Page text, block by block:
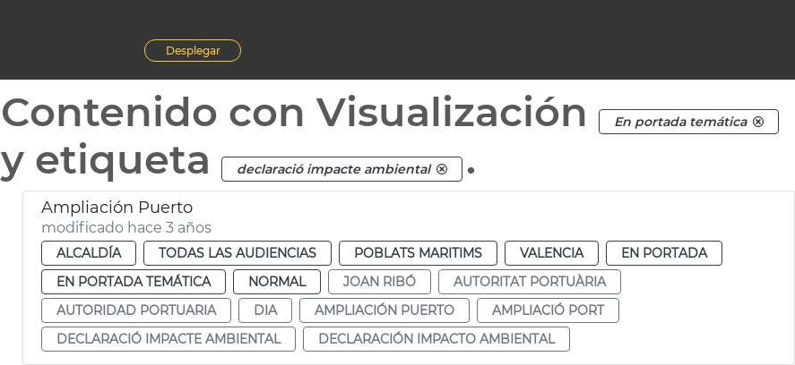
Desplegar
Contenido con Visualización En portada temática
y etiqueta declaració impacte ambiental .
Ampliación Puerto
modificado hace 3 años
ALCALDÍA TODAS LAS AUDIENCIAS POBLATS MARITIMS VALENCIA
EN PORTADA
EN PORTADA TEMÁTICA
NORMAL JOAN RIBÓ
AUTORITAT PORTUÀRIA
AUTORIDAD PORTUARIA
DIA AMPLIACIÓN PUERTO
AMPLIACIÓ PORT
DECLARACIÓ IMPACTE AMBIENTAL
DECLARACIÓN IMPACTO AMBIENTAL